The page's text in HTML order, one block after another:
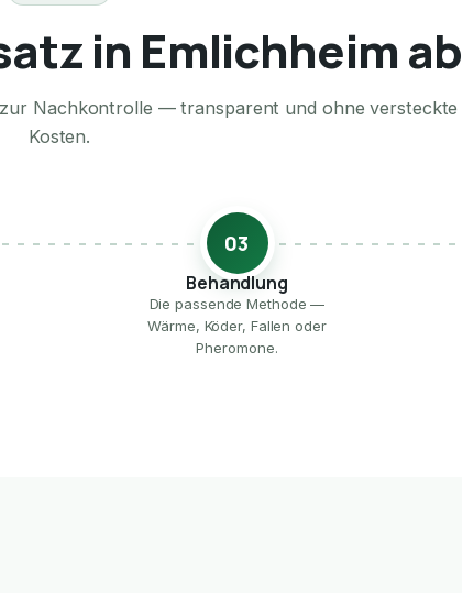
in Emlichheim ab
Nachkontrolle — transparent und ohne versteckte
Kosten.
03
Behandlung
Die passende Methode —
Wärme, Köder, Fallen oder
Pheromone.